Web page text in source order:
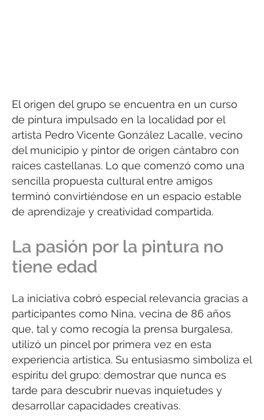
El origen del grupo se encuentra en un curso
de pintura impulsado en la localidad por el
artista Pedro Vicente González Lacalle, vecino
del municipio y pintor de origen cántabro con
raíces castellanas. Lo que comenzó como una
sencilla propuesta cultural entre amigos
terminó convirtiéndose en un espacio estable
de aprendizaje y creatividad compartida.
La pasión por la pintura no
tiene edad
La iniciativa cobró especial relevancia gracias a
participantes como Nina, vecina de 86 años
que, tal y como recogía la prensa burgalesa,
utilizó un pincel por primera vez en esta
experiencia artística. Su entusiasmo simboliza el
espíritu del grupo: demostrar que nunca es
tarde para descubrir nuevas inquietudes y
desarrollar capacidades creativas.